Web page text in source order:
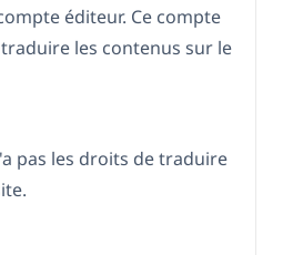
éditeur. Ce compte
les contenus sur le
pas les droits de traduire